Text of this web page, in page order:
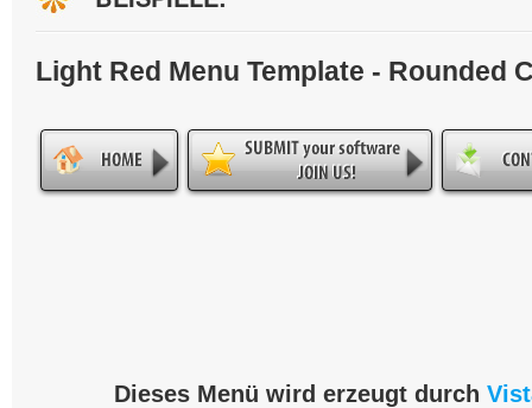
Light Red Menu Template - Rounded
Dieses Menü wird erzeugt durch